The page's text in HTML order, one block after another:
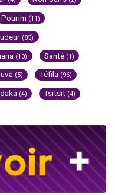
Pourim (11)
(85)
(10) Santé (1)
(5) Téfila (96)
(4) Tsitsit (4)